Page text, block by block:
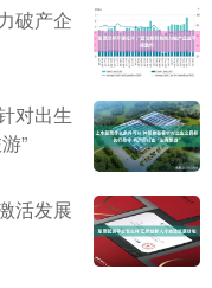
破产企
对出生
”
活发展